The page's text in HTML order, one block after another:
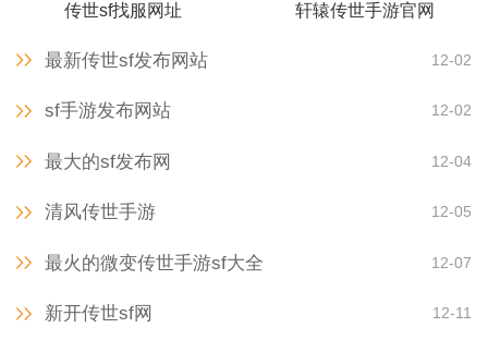
传世sf找服网址 轩辕传世手游官网
最新传世sf发布网站 12-02
sf手游发布网站 12-02
最大的sf发布网 12-04
清风传世手游 12-05
最火的微变传世手游sf大全 12-07
新开传世sf网 12-11